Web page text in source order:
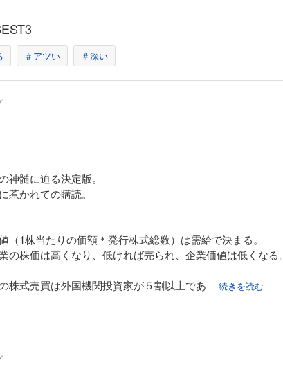
＃アツい ＃深い
神髄に迫る決定版。
惹かれての購読。
（1株当たりの価額＊発行株式総数）は需給で決まる。
の株価は高くなり、低ければ売られ、企業価値は低くなる。
株式売買は外国機関投資家が５割以上であ ...続きを読む